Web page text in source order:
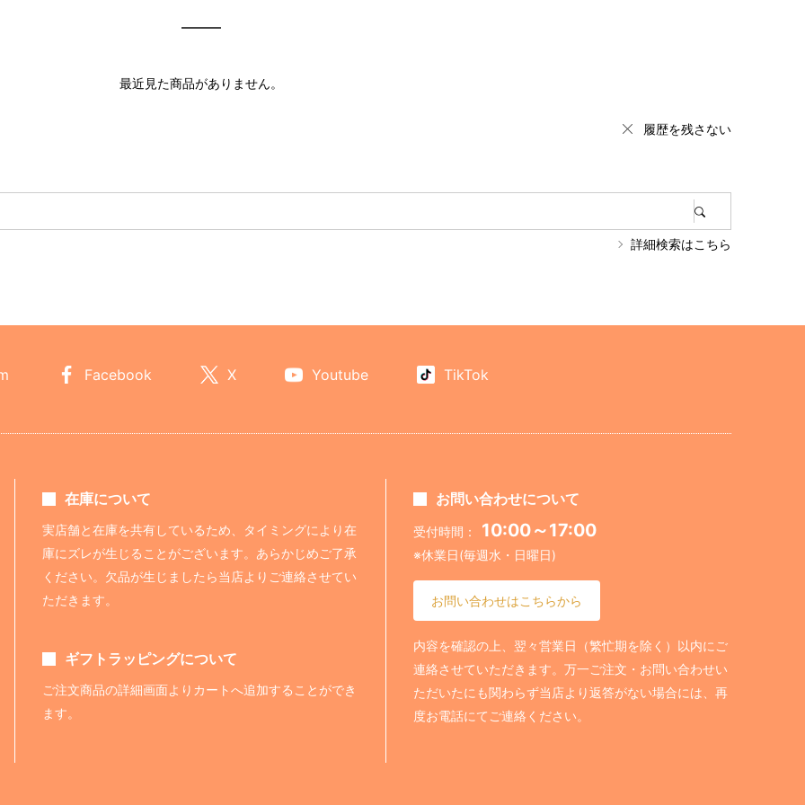
最近見た商品がありません。
履歴を残さない
詳細検索はこちら
Facebook X Youtube TikTok
在庫について
実店舗と在庫を共有しているため、タイミングにより在
庫にズレが生じることがございます。あらかじめご了承
ください。欠品が生じましたら当店よりご連絡させてい
ただきます。
ギフトラッピングについて
ご注文商品の詳細画面よりカートへ追加することができ
ます。
お問い合わせについて
受付時間： 10:00～17:00
※休業日(毎週水・日曜日)
お問い合わせはこちらから
内容を確認の上、翌々営業日（繁忙期を除く）以内にご
連絡させていただきます。万一ご注文・お問い合わせい
ただいたにも関わらず当店より返答がない場合には、再
度お電話にてご連絡ください。